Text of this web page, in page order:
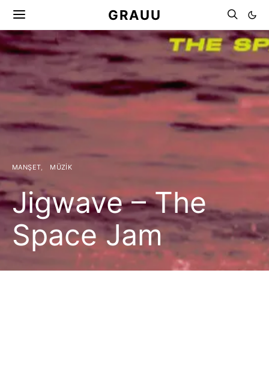
GRAUU
MANŞET MÜZIK
Jigwave – The
Space Jam